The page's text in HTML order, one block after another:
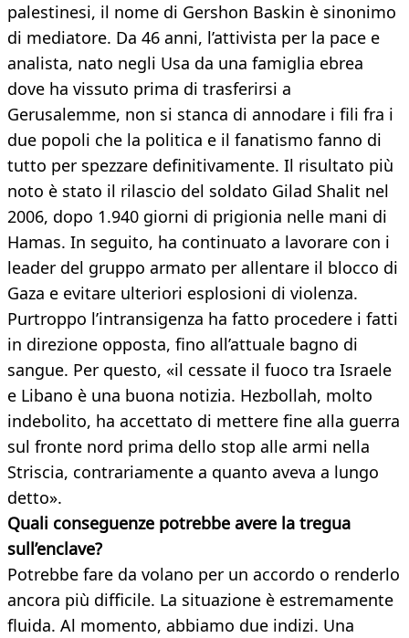
palestinesi, il nome di Gershon Baskin è sinonimo
di mediatore. Da 46 anni, l’attivista per la pace e
analista, nato negli Usa da una famiglia ebrea
dove ha vissuto prima di trasferirsi a
Gerusalemme, non si stanca di annodare i fili fra i
due popoli che la politica e il fanatismo fanno di
tutto per spezzare definitivamente. Il risultato più
noto è stato il rilascio del soldato Gilad Shalit nel
2006, dopo 1.940 giorni di prigionia nelle mani di
Hamas. In seguito, ha continuato a lavorare con i
leader del gruppo armato per allentare il blocco di
Gaza e evitare ulteriori esplosioni di violenza.
Purtroppo l’intransigenza ha fatto procedere i fatti
in direzione opposta, fino all’attuale bagno di
sangue. Per questo, «il cessate il fuoco tra Israele
e Libano è una buona notizia. Hezbollah, molto
indebolito, ha accettato di mettere fine alla guerra
sul fronte nord prima dello stop alle armi nella
Striscia, contrariamente a quanto aveva a lungo
detto».
Quali conseguenze potrebbe avere la tregua
sull’enclave?
Potrebbe fare da volano per un accordo o renderlo
ancora più difficile. La situazione è estremamente
fluida. Al momento, abbiamo due indizi. Una